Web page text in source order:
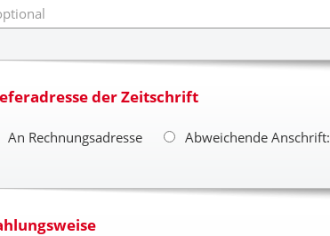
der Zeitschrift
An Rechnungsadresse Abweichende Anschrift: